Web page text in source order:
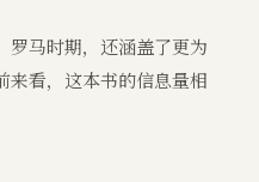
罗马时期，还涵盖了更为
来看，这本书的信息量相